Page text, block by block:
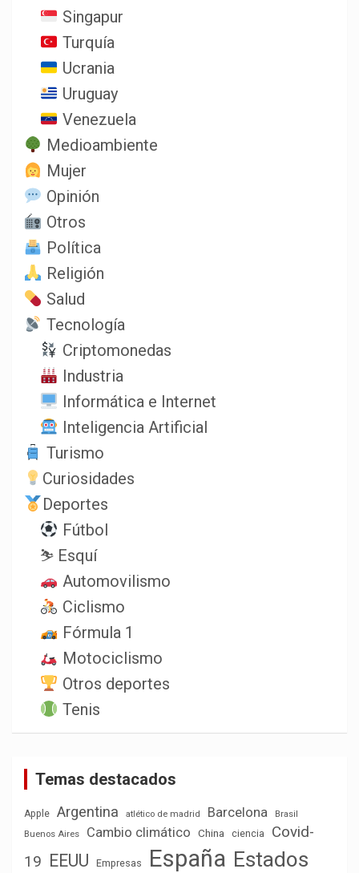
Singapur
Turquía
Ucrania
Uruguay
Venezuela
Medioambiente
Mujer
Opinión
Otros
Política
Religión
Salud
Tecnología
Criptomonedas
Industria
Informática e Internet
Inteligencia Artificial
Turismo
Curiosidades
Deportes
Fútbol
⛷️ Esquí
Automovilismo
Ciclismo
Fórmula 1
Motociclismo
Otros deportes
Tenis
Temas destacados
Apple Argentina atlético de madrid Barcelona
Brasil
Buenos Aires
Cambio climático China ciencia
Covid-
19 EEUU Empresas España Estados